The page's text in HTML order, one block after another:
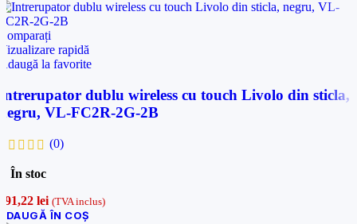
rapidă
la favorite
dublu wireless cu touch Livolo din sticla,
VL-FC2R-2G-2B
(0)
În stoc
lei (TVA inclus)
ÎN COȘ